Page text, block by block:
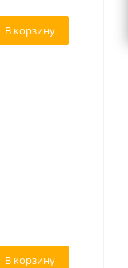
В корзину
В корзину